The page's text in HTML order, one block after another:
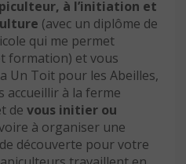
à l’initiation et
(avec un diplôme de
qui me permet
formation) et vous
Un Toit pour les Abeilles,
accueillir à la ferme
de vous initier ou
à organiser une
découverte pour votre